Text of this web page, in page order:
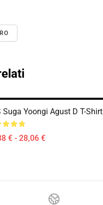
Suga Yoongi Agust D T-Shirt
€ - 28,06 €